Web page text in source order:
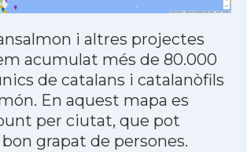
i altres projectes
acumulat més de 80.000
de catalans i catalanòfils
En aquest mapa es
per ciutat, que pot
grapat de persones.